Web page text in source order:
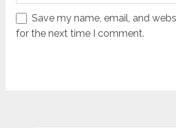
Save my name, email, and
for the next time I comment.